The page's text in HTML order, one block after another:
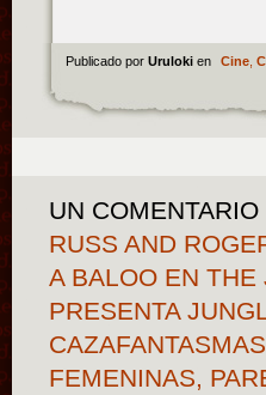
Publicado por Uruloki en Cine,
UN COMENTARIO
RUSS AND
A BALOO EN
PRESENTA
FEMENINAS,